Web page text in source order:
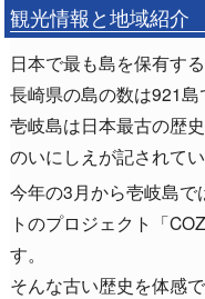
観光情報と地域紹介
日本で最も島を保有す
長崎県の島の数は921島
壱岐島は日本最古の歴
のいにしえが記されて
今年の3月から壱岐島
トのプロジェクト「
す。
そんな古い歴史を体感